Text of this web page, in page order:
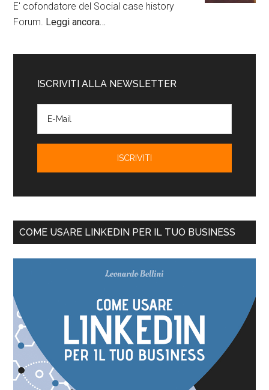
E' cofondatore del Social case history
Forum. Leggi ancora…
ISCRIVITI ALLA NEWSLETTER
COME USARE LINKEDIN PER IL TUO BUSINESS